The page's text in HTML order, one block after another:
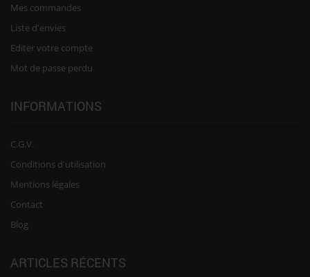
Mes commandes
Liste d'envies
Editer votre compte
Mot de passe perdu
INFORMATIONS
C.G.V.
Conditions d'utilisation
Mentions légales
Contact
Blog
ARTICLES RÉCENTS